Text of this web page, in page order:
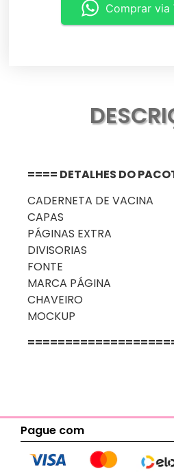
Comprar via
==== DETALHES DO
CADERNETA DE VACINA
CAPAS
PÁGINAS EXTRA
DIVISORIAS
FONTE
MARCA PÁGINA
CHAVEIRO
MOCKUP
Pague com